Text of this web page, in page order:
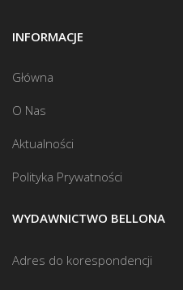
INFORMACJE
Główna
O Nas
Aktualności
Polityka Prywatności
WYDAWNICTWO BELLONA
Adres do korespondencji